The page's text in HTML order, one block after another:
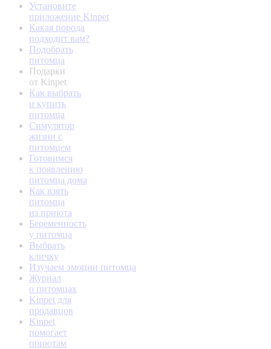
Установите
приложение Kinpet
Какая порода
подходит вам?
Подобрать
питомца
Подарки
от Kinpet
Как выбрать
и купить
питомца
Симулятор
жизни с
питомцем
Готовимся
к появлению
питомца дома
Как взять
питомца
из приюта
Беременность
у питомца
Выбрать
кличку
Изучаем эмоции питомца
Журнал
о питомцах
Kinpet для
продавцов
Kinpet
помогает
приютам